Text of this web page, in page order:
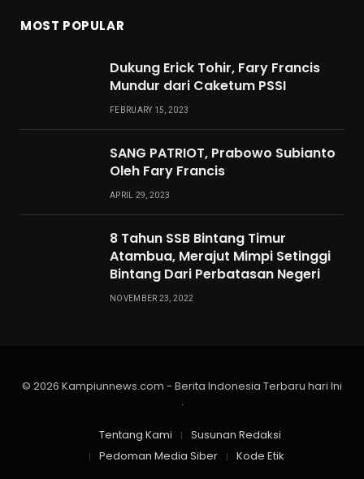
MOST POPULAR
Dukung Erick Tohir, Fary Francis
Mundur dari Caketum PSSI
FEBRUARY 15, 2023
SANG PATRIOT, Prabowo Subianto
Oleh Fary Francis
APRIL 29, 2023
8 Tahun SSB Bintang Timur
Atambua, Merajut Mimpi Setinggi
Bintang Dari Perbatasan Negeri
NOVEMBER 23, 2022
© 2026 Kampiunnews.com - Berita Indonesia Terbaru hari Ini
.
Tentang Kami
Susunan Redaksi
Pedoman Media Siber
Kode Etik